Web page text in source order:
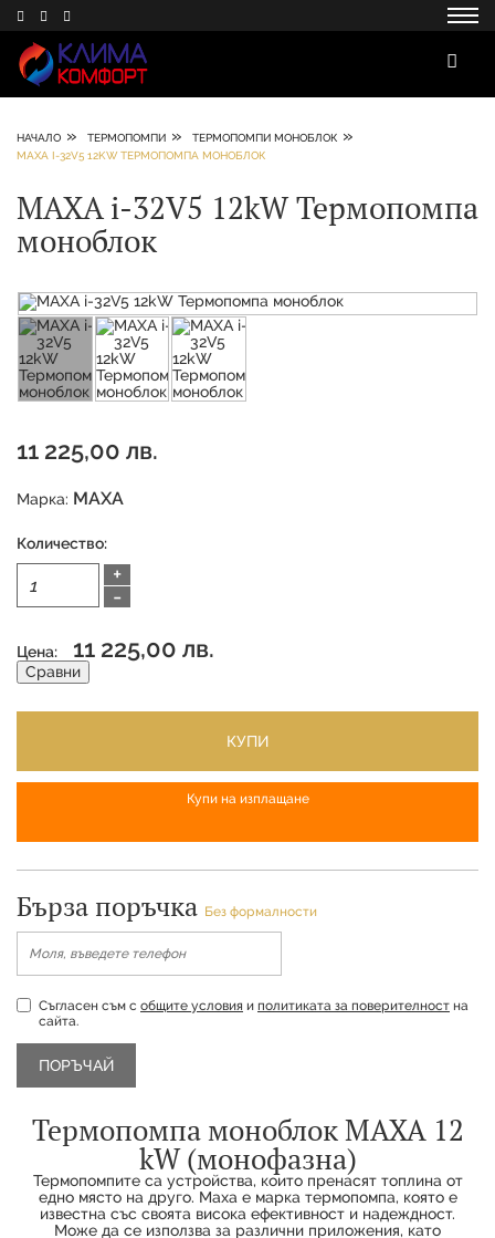
НАЧАЛО » ТЕРМОПОМПИ » ТЕРМОПОМПИ МОНОБЛОК »
MAXA I-32V5 12KW ТЕРМОПОМПА МОНОБЛОК
MAXA i-32V5 12kW Термопомпа
моноблок
11 225,00 лв.
Марка: MAXA
Количество:
+
-
Цена: 11 225,00 лв.
Сравни
КУПИ
Купи на изплащане
Бърза поръчка Без формалности
Съгласен съм с общите условия и политиката за поверителност на
сайта.
Термопомпа моноблок MAXA 12
kW (монофазна)
Термопомпитe са устройства, които пренасят топлина от
едно място на друго. Maxa е марка термопомпа, която е
известна със своята висока ефективност и надеждност.
Може да се използва за различни приложения, като